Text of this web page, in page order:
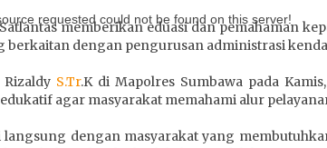
memberikan eduasi dan pemahaman
berkaitan dengan pengurusan administrasi
Rizaldy S.Tr.K di Mapolres Sumbawa pada
agar masyarakat memahami alur
dengan masyarakat yang
requested could not be found on this server!